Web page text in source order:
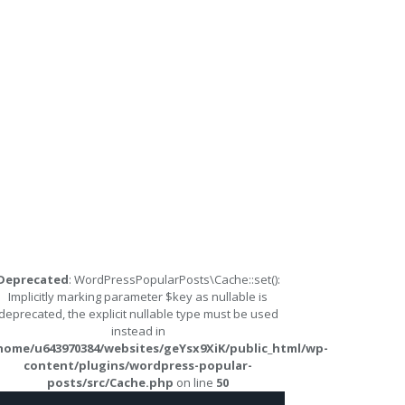
: WordPressPopularPosts\Cache::set():
Implicitly marking parameter $key as nullable is
the explicit nullable type must be used
instead in
u643970384/websites/geYsx9XiK/public_html/wp-
content/plugins/wordpress-popular-
posts/src/Cache.php on line 50